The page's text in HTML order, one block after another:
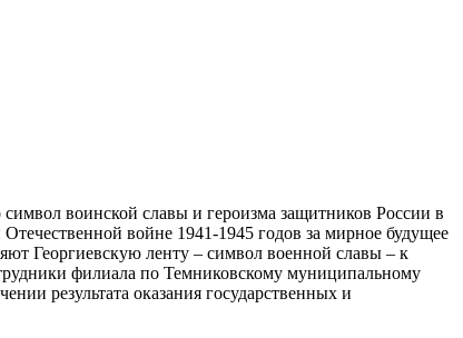
символ воинской славы и героизма защитников России в
войне 1941-1945 годов за мирное будущее
Георгиевскую ленту – символ военной славы – к
филиала по Темниковскому муниципальному
результата оказания государственных и